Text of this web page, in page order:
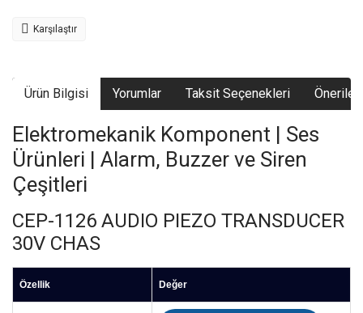
Karşılaştır
Ürün Bilgisi Yorumlar Taksit Seçenekleri
Elektromekanik Komponent | Ses
Ürünleri | Alarm, Buzzer ve Siren
Çeşitleri
CEP-1126 AUDIO PIEZO TRANSDUCER
30V CHAS
Özellik Değer